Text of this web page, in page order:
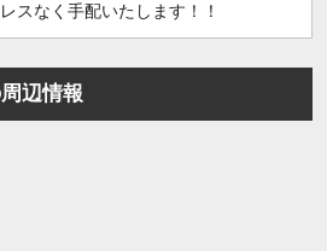
スなく手配いたします！！
辺情報